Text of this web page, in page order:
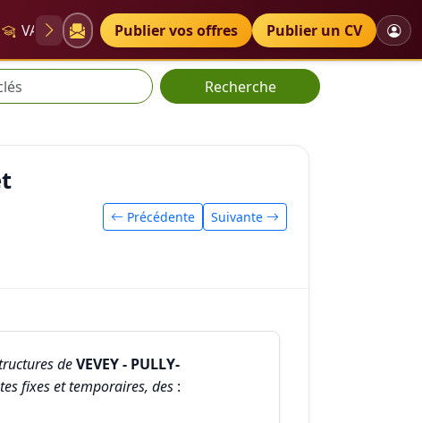
VAE Diplômes Petites annonces
Publier vos offres Publier un CV
Recherche
Précédente Suivante
deVEVEY - PULLY-
fixes et temporaires, des :